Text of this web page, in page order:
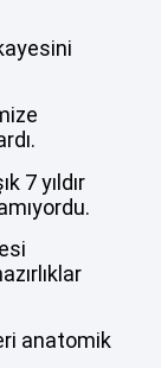
7 yıldır
anatomik